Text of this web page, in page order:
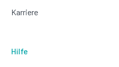
Karriere
Hilfe